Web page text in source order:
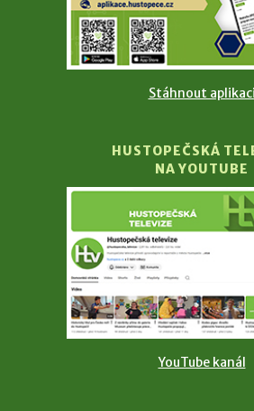
Stáhnout aplikaci
HUSTOPEČSKÁ
NA YOUTUBE
YouTube kanál